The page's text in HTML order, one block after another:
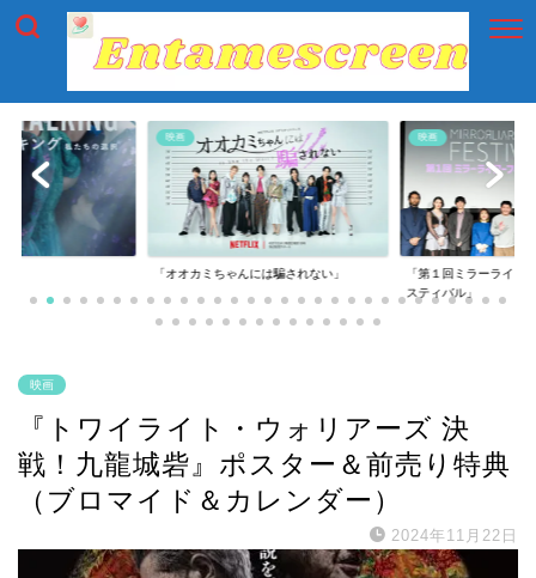
映画
「第１回ミラーライアーフィルムズ・フェ
映画
「第一回横浜国際映画
映画
『トワイライト・ウォリアーズ 決
戦！九龍城砦』ポスター＆前売り特典
（ブロマイド＆カレンダー）
2024年11月22日